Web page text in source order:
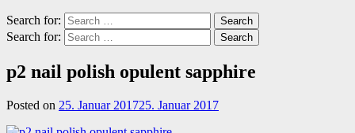
Search for: Search
Search for: Search
p2 nail polish opulent sapphire
Posted on 25. Januar 201725. Januar 2017